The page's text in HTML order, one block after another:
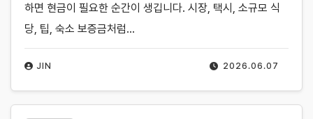
2026.06.07
JIN
하면 현금이 필요한 순간이 생깁니다. 시장, 택시, 소규모 식
당, 팁, 숙소 보증금처럼…